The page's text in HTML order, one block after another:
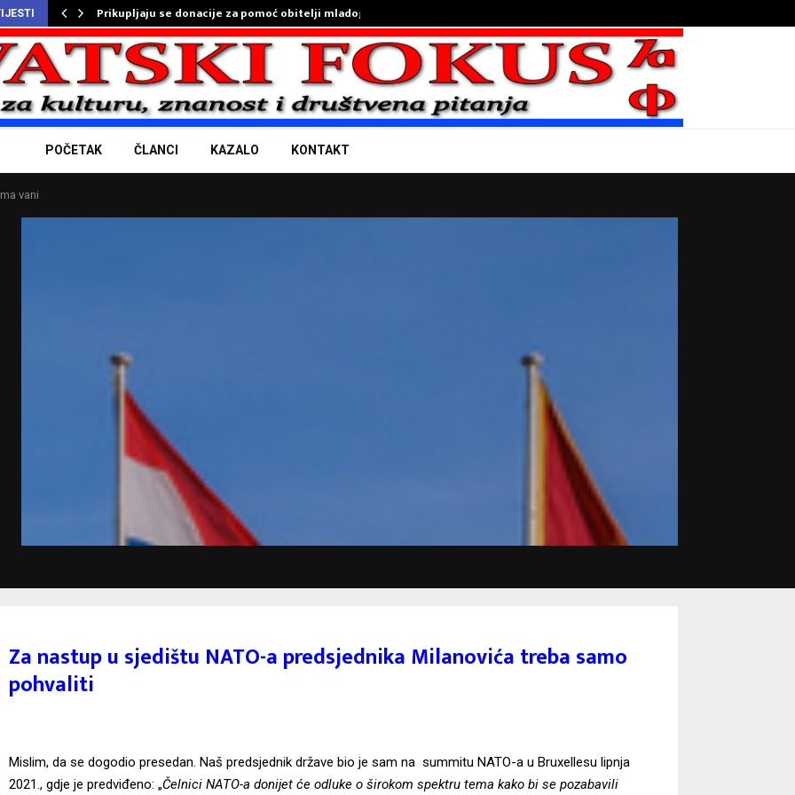
Prikupljaju se donacije za pomoć obitelji mladog…
POČETAK ČLANCI KAZALO KONTAKT
vani
Za nastup u sjedištu NATO-a predsjednika Milanovića treba samo
pohvaliti
Mislim, da se dogodio presedan. Naš predsjednik države bio je sam na summitu NATO-a u Bruxellesu lipnja
2021., gdje je predviđeno: „Čelnici NATO-a donijet će odluke o širokom spektru tema kako bi se pozabavili